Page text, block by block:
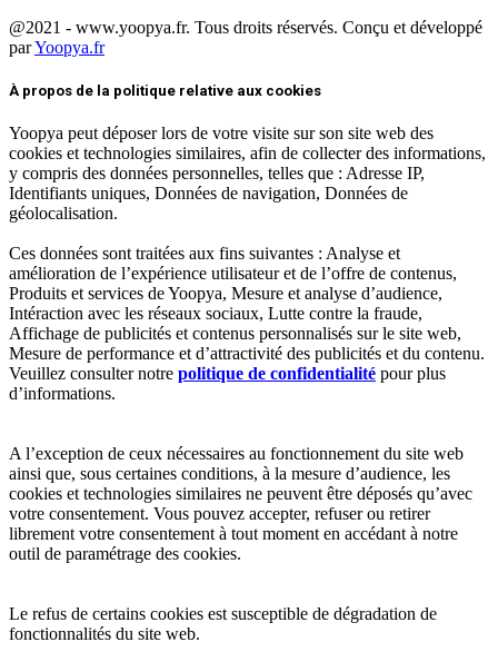
@2021 - www.yoopya.fr. Tous droits réservés. Conçu et développé
parYoopya.fr
À propos de la politique relative aux cookies
Yoopya peut déposer lors de votre visite sur son site web des
cookies et technologies similaires, afin de collecter des informations,
y compris des données personnelles, telles que : Adresse IP,
Identifiants uniques, Données de navigation, Données de
géolocalisation.
Ces données sont traitées aux fins suivantes : Analyse et
amélioration de l’expérience utilisateur et de l’offre de contenus,
Produits et services de Yoopya, Mesure et analyse d’audience,
Intéraction avec les réseaux sociaux, Lutte contre la fraude,
Affichage de publicités et contenus personnalisés sur le site web,
Mesure de performance et d’attractivité des publicités et du contenu.
Veuillez consulter notre politique de confidentialité pour plus
d’informations.
A l’exception de ceux nécessaires au fonctionnement du site web
ainsi que, sous certaines conditions, à la mesure d’audience, les
cookies et technologies similaires ne peuvent être déposés qu’avec
votre consentement. Vous pouvez accepter, refuser ou retirer
librement votre consentement à tout moment en accédant à notre
outil de paramétrage des cookies.
Le refus de certains cookies est susceptible de dégradation de
fonctionnalités du site web.